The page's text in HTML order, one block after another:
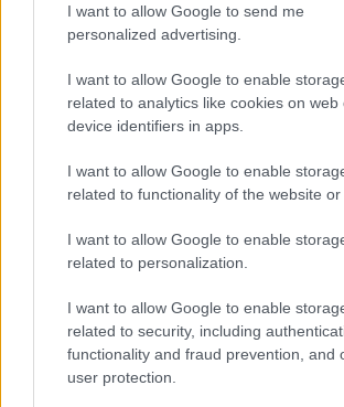
I want to allow Google to send me
personalized advertising.
I want to allow Google to enable
related to analytics like cookies on web
device identifiers in apps.
I want to allow Google to enable
related to functionality of the website or
I want to allow Google to enable
related to personalization.
I want to allow Google to enable
related to security, including
functionality and fraud prevention, and
user protection.
Por otro lado, Sergio Pérez no solo
punto para Cadillac, sino que
equipo seguía sin sumar en su debut
1. Fernando Alonso, por su parte,
una temporada que ha sido una de
complicadas de su carrera.
El Gran Premio de Mónaco 2026